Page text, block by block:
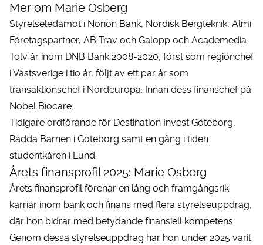
Mer om Marie Osberg
Styrelseledamot i Norion Bank, Nordisk Bergteknik, Almi
Företagspartner, AB Trav och Galopp och Academedia.
Tolv år inom DNB Bank 2008-2020, först som regionchef
i Västsverige i tio år, följt av ett par år som
transaktionschef i Nordeuropa. Innan dess finanschef på
Nobel Biocare.
Tidigare ordförande för Destination Invest Göteborg,
Rädda Barnen i Göteborg samt en gång i tiden
studentkåren i Lund.
Årets finansprofil 2025: Marie Osberg
Årets finansprofil förenar en lång och framgångsrik
karriär inom bank och finans med flera styrelseuppdrag,
där hon bidrar med betydande finansiell kompetens.
Genom dessa styrelseuppdrag har hon under 2025 varit